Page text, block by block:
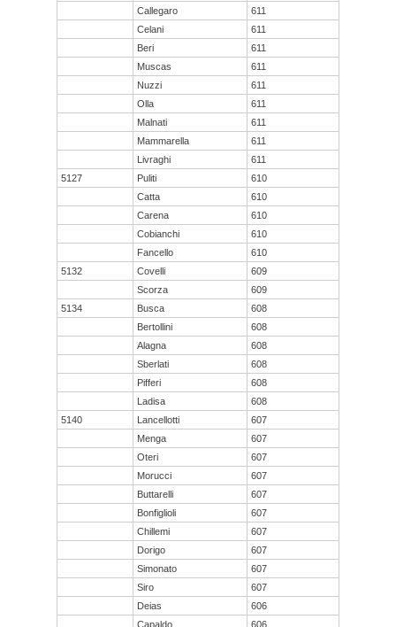
Callegaro
611
Celani
611
Beri
611
Muscas
611
Nuzzi
611
Olla
611
Malnati
611
Mammarella
611
Livraghi
611
5127
Puliti
610
Catta
610
Carena
610
Cobianchi
610
Fancello
610
5132
Covelli
609
Scorza
609
5134
Busca
608
Bertollini
608
Alagna
608
Sberlati
608
Pifferi
608
Ladisa
608
5140
Lancellotti
607
Menga
607
Oteri
607
Morucci
607
Buttarelli
607
Bonfiglioli
607
Chillemi
607
Dorigo
607
Simonato
607
Siro
607
Deias
606
Capaldo
606